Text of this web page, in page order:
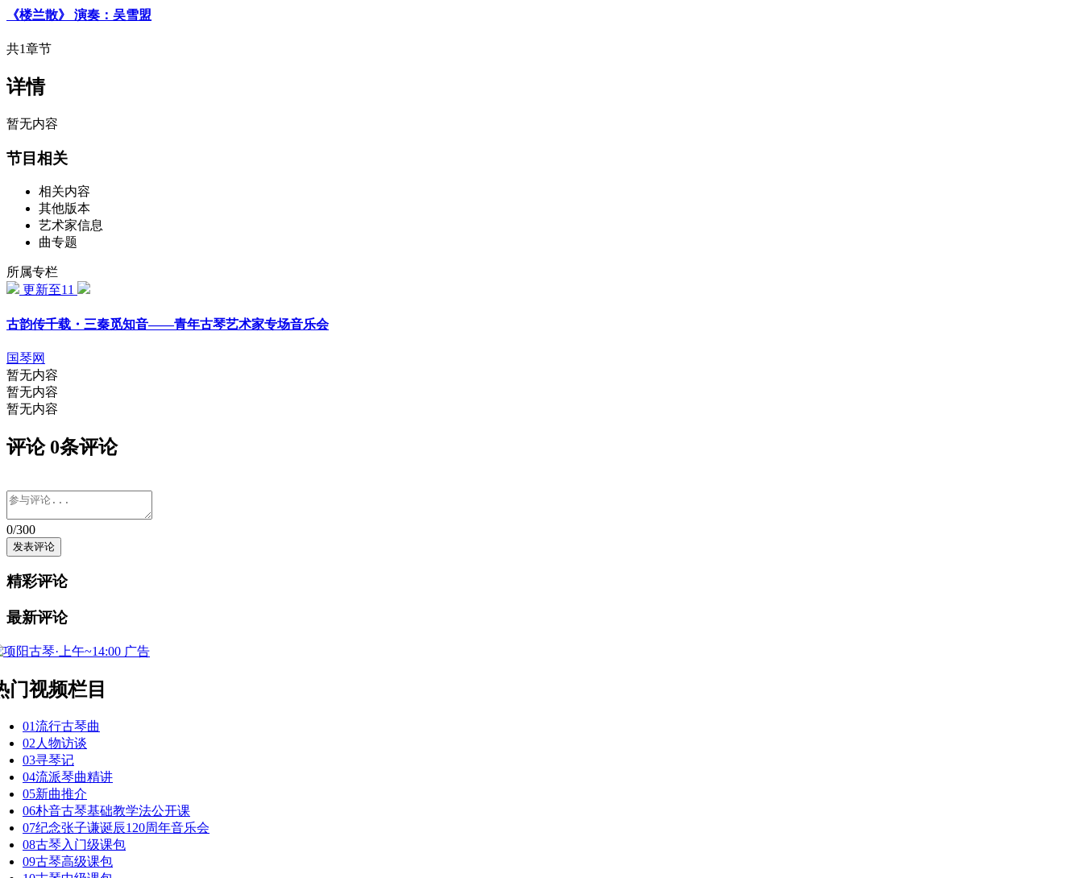
《楼兰散》 演奏：吴雪盟
共1章节
详情
暂无内容
节目相关
相关内容
其他版本
艺术家信息
曲专题
所属专栏
更新至11
古韵传千载・三秦觅知音——青年古琴艺术家专场音乐会
国琴网
暂无内容
暂无内容
暂无内容
评论 0条评论
0/300
精彩评论
最新评论
广告
门视频栏目
01流行古琴曲
02 人物访谈
03寻琴记
04流派琴曲精讲
05新曲推介
06朴音古琴基础教学法公开课
07纪念张子谦诞辰120周年音乐会
08古琴入门级课包
09古琴高级课包